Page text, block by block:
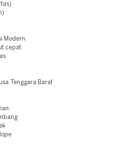
Modern
cepat
Tenggara Barat